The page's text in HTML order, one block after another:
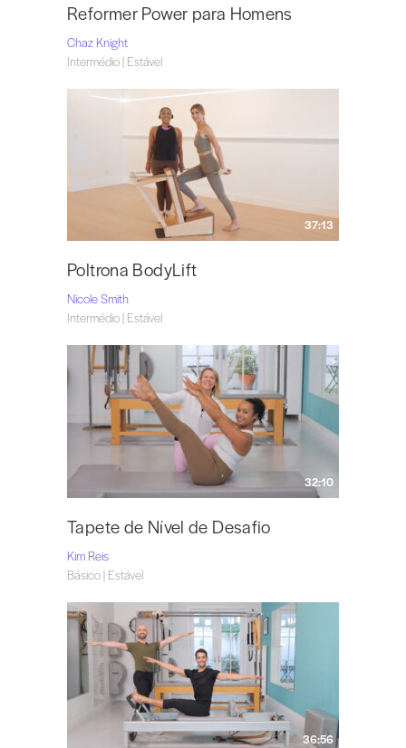
Reformer Power para Homens
Chaz Knight
Intermédio | Estável
37:13
Poltrona BodyLift
Nicole Smith
Intermédio | Estável
32:10
Tapete de Nível de Desafio
Kim Reis
Básico | Estável
36:56